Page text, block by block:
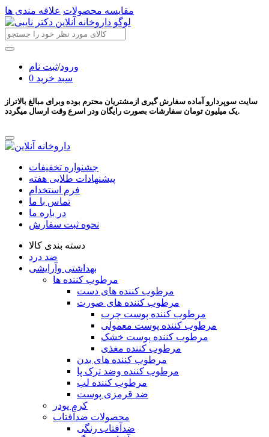
مقایسه محصولات علاقه مندی ها
ورود/ثبت نام
سبد خرید 0
سایت سوپردارو آماده سفارش گیری ازمشتریان محترم بوده وبرای مبالغ بالاتراز
یک میلیون تومان سفارشات بصورت رایگان ودر اسرع وقت ارسال میگردد.
جشنواره تخفیفات
پیشنهادات طلایی هفته
فرم استخدام
تماس با ما
در باره ما
نحوه ثبت سفارش
دسته بندی کالا
ضد درد
بهداشتی وآرایشی
مرطوب کننده ها
مرطوب کننده های دست
مرطوب کننده های صورت
مرطوب کننده پوست چرب
مرطوب کننده پوست معمولی
مرطوب کننده پوست خشک
مرطوب کننده مغذی
مرطوب کننده های بدن
مرطوب کننده وضد ترک پا
مرطوب کننده لب
ضد قرمزی پوست
کرم پودر
محصولات ضدآفتاب
ضدآفتاب رنگی